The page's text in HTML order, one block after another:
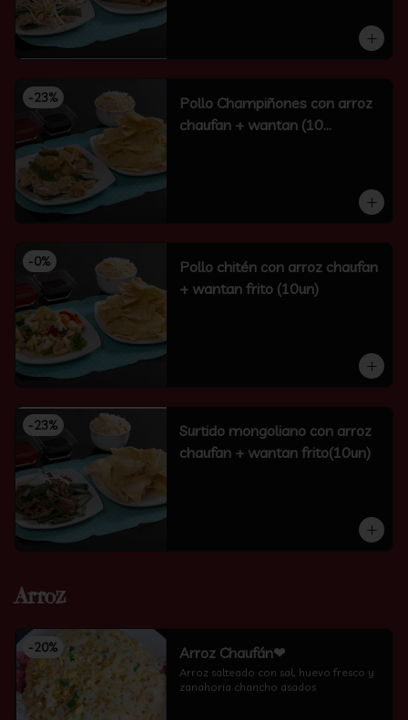
-23%
Pollo Champiñones con arroz
chaufan + wantan (10
-0%
Pollo chitén con arroz chaufan
+ wantan frito (10un)
-23%
Surtido mongoliano con arroz
chaufan + wantan frito(10un)
Arroz
-20% Arroz Chaufán❤
Arroz salteado con sal, huevo fresco y
zanahoria chancho asados